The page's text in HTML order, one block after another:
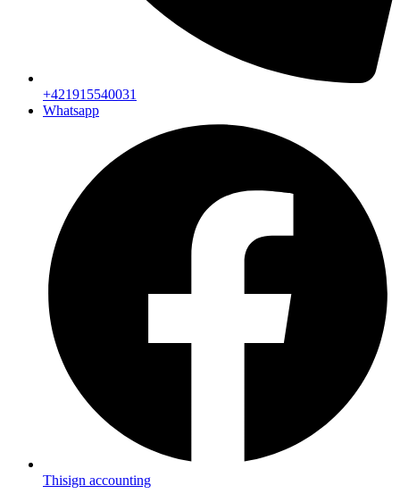
+421915540031
Whatsapp
Thisign accounting